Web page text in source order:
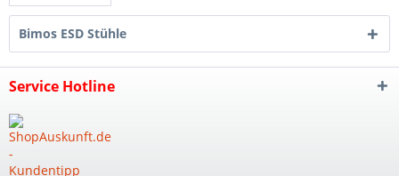
Bimos ESD Stühle
Service Hotline